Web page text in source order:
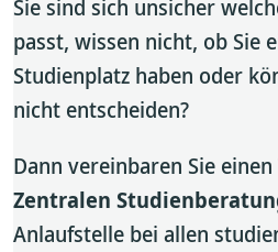
Sie sind sich unsicher
passt, wissen nicht, ob Sie
Studienplatz haben oder
nicht entscheiden?
Dann vereinbaren Sie
Zentralen
Anlaufstelle bei allen